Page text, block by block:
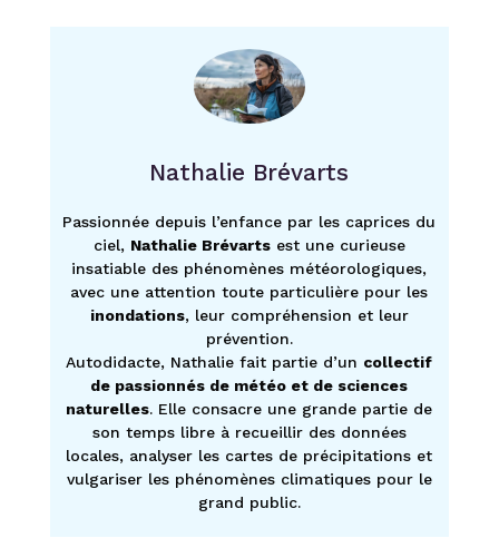
Nathalie Brévarts
Passionnée depuis l’enfance par les caprices du
ciel, Nathalie Brévartsest une curieuse
insatiable des phénomènes météorologiques,
avec une attention toute particulière pour les
inondations, leur compréhension et leur
prévention.
Autodidacte, Nathalie fait partie d’un collectif
de passionnés de météo et de sciences
naturelles. Elle consacre une grande partie de
son temps libre à recueillir des données
locales, analyser les cartes de précipitations et
vulgariser les phénomènes climatiques pour le
grand public.